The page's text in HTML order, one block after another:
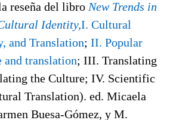
reseña del libro New Trends in
Identity,I. Cultural
and Translation; II. Popular
translation; III. Translating
the Culture; IV. Scientific
Translation). ed. Micaela
Buesa-Gómez, y M.